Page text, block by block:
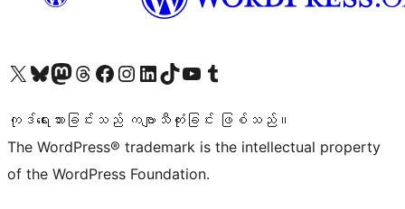
ကျွန်ုပ်တို့၏ X (ယခင် Twitter) အကောင့်သို့ သွားရောက်ကြည့်ရှုပါကျွန်ုပ်တို့၏ Bluesky အကောင့်သို့ ဝင်ရောက်ကြည့်ရှုရန်
ကျွန်ုပ်တို့၏ Mastodon အကောင့်သို့ သွားရောက်ကြည့်ရှုပါကျွန်ုပ်တို့၏ Threads အကောင့်သို့ ဝင်ရောက်ကြည့်ရှုရန်
ကျွန်ုပ်တို့၏ Facebook စာမျက်နှာသို့ သွားရောက်ကြည့်ရှုပါကျွန်ုပ်တို့၏ Instagram အကောင့်သို့ သွားရောက်ကြည့်ရှုပါ ကျွန်ုပ်တို့၏ LinkedIn အကောင့်သို့ သွားရောက်ကြည့်ရှုပါကျွန်ုပ်တို့၏ TikTok အကောင့်သို့ ဝင်ရောက်ကြည့်ရှုရန်
ကျွန်ုပ်တို့၏ YouTube ချန်နယ်သို့ သွားရောက်ကြည့်ရှုပါ ကျွန်ုပ်တို့၏ Tumblr အကောင့်သို့ ဝင်ရောက်ကြည့်ရှုရန်
ကုဒ်ရေးသားခြင်းသည် ကဗျာသီကုံးခြင်း ဖြစ်သည်။
The WordPress® trademark is the intellectual property
of the WordPress Foundation.